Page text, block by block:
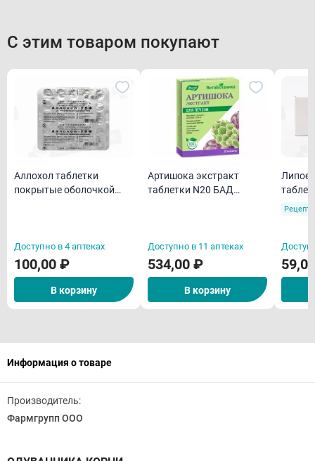
С этим товаром покупают
Аллохол таблетки
покрытые оболочкой
Доступно в 4 аптеках
100,00 ₽
В корзину
Артишока экстракт
таблетки N20 БАД
Доступно в 11 аптеках
534,00 ₽
В корзину
Информация о товаре
Производитель:
Фармгрупп ООО